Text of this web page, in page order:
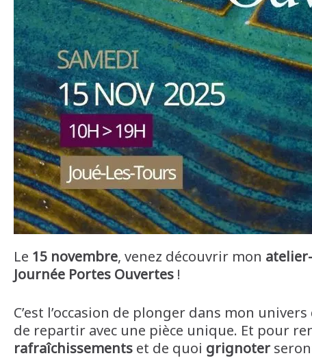
Le 15 novembre, venez découvrir mon
Journée Portes Ouvertes !
C’est l’occasion de plonger dans mon
de repartir avec une pièce unique. Et pour
rafraîchissements et de quoi grignoter